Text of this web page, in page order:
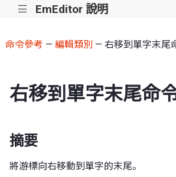
||| EmEditor 說明
命令參考 — 編輯類別 — 右移到單字末尾
右移到單字末尾命
摘要
將游標向右移動到單字的末尾。